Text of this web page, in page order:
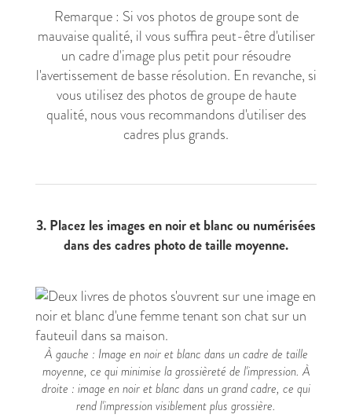
Remarque : Si vos photos de groupe sont de
mauvaise qualité, il vous suffira peut-être d'utiliser
un cadre d'image plus petit pour résoudre
l'avertissement de basse résolution. En revanche, si
vous utilisez des photos de groupe de haute
qualité, nous vous recommandons d'utiliser des
cadres plus grands.
3. Placez les images en noir et blanc ou numérisées
dans des cadres photo de taille moyenne.
À gauche : Image en noir et blanc dans un cadre de taille
moyenne, ce qui minimise la grossièreté de l'impression. À
droite : image en noir et blanc dans un grand cadre, ce qui
rend l'impression visiblement plus grossière.